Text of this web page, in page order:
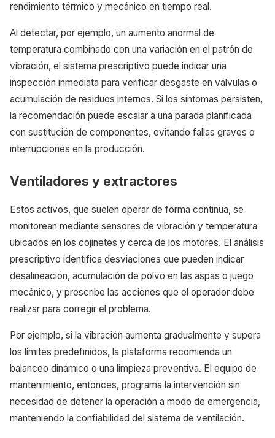
rendimiento térmico y mecánico en tiempo real.
Al detectar, por ejemplo, un aumento anormal de
temperatura combinado con una variación en el patrón de
vibración, el sistema prescriptivo puede indicar una
inspección inmediata para verificar desgaste en válvulas o
acumulación de residuos internos. Si los síntomas persisten,
la recomendación puede escalar a una parada planificada
con sustitución de componentes, evitando fallas graves o
interrupciones en la producción.
Ventiladores y extractores
Estos activos, que suelen operar de forma continua, se
monitorean mediante sensores de vibración y temperatura
ubicados en los cojinetes y cerca de los motores. El análisis
prescriptivo identifica desviaciones que pueden indicar
desalineación, acumulación de polvo en las aspas o juego
mecánico, y prescribe las acciones que el operador debe
realizar para corregir el problema.
Por ejemplo, si la vibración aumenta gradualmente y supera
los límites predefinidos, la plataforma recomienda un
balanceo dinámico o una limpieza preventiva. El equipo de
mantenimiento, entonces, programa la intervención sin
necesidad de detener la operación a modo de emergencia,
manteniendo la confiabilidad del sistema de ventilación.